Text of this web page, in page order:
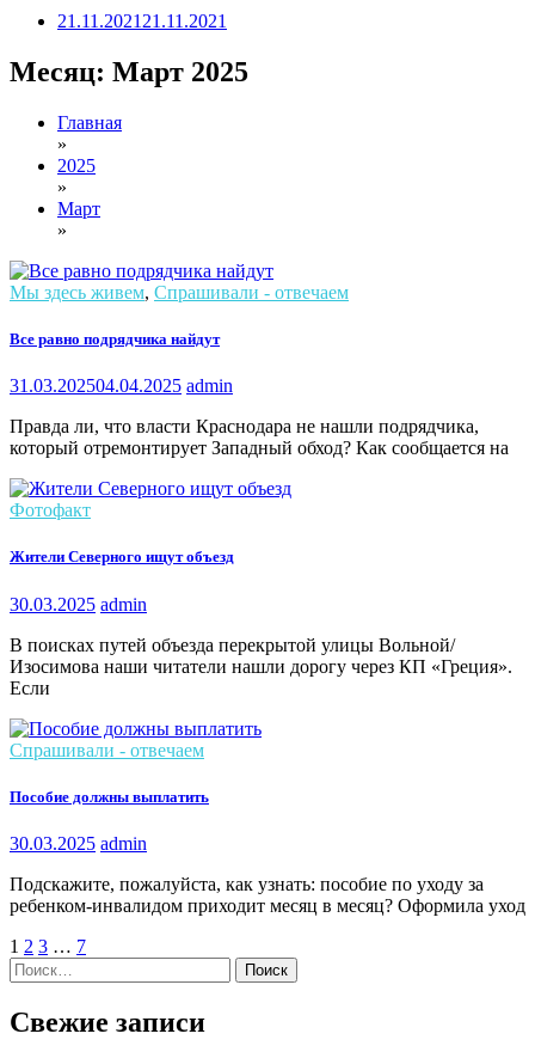
21.11.2021 21.11.2021
Месяц: Март 2025
Главная
»
2025
»
Март
»
Мы здесь живем, Спрашивали - отвечаем
Все равно подрядчика найдут
31.03.202504.04.2025 admin
Правда ли, что власти Краснодара не нашли подрядчика,
который отремонтирует Западный обход? Как сообщается на
Фотофакт
Жители Северного ищут объезд
30.03.2025 admin
В поисках путей объезда перекрытой улицы Вольной/
Изосимова наши читатели нашли дорогу через КП «Греция».
Если
Спрашивали - отвечаем
Пособие должны выплатить
30.03.2025 admin
Подскажите, пожалуйста, как узнать: пособие по уходу за
ребенком-инвалидом приходит месяц в месяц? Оформила уход
1 2 3 … 7
Найти:
Свежие записи